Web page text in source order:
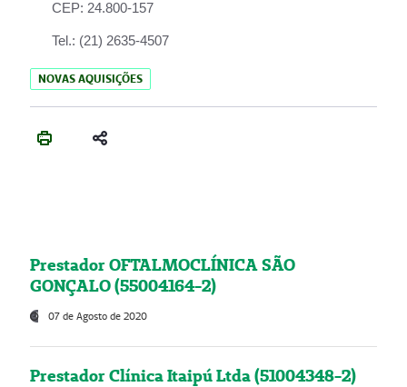
CEP: 24.800-157
Tel.: (21) 2635-4507
NOVAS AQUISIÇÕES
Prestador OFTALMOCLÍNICA SÃO
GONÇALO (55004164-2)
07 de Agosto de 2020
Prestador Clínica Itaipú Ltda (51004348-2)